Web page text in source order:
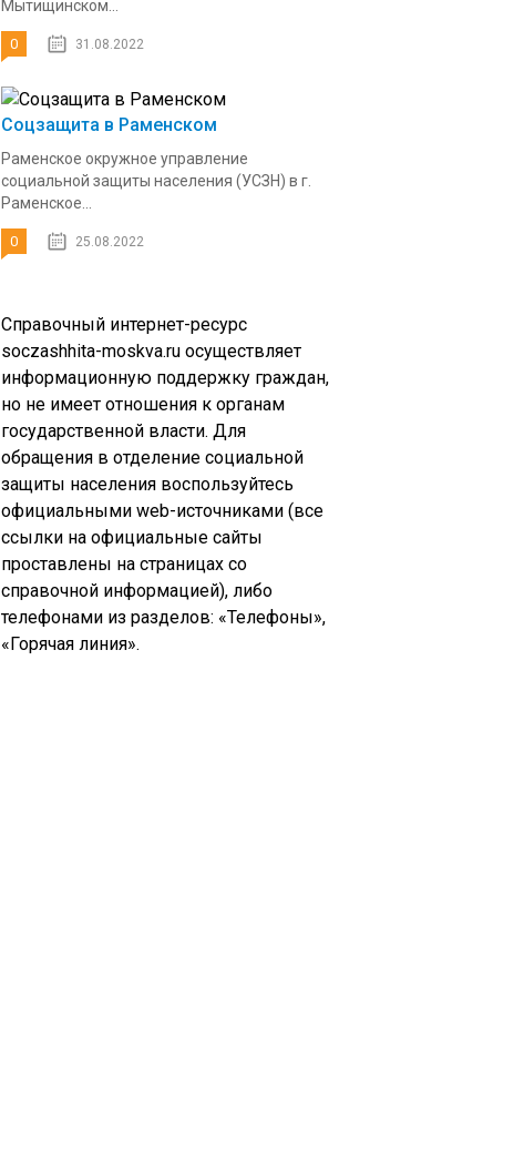
Мытищинском...
0 31.08.2022
Соцзащита в Раменском
Раменское окружное управление
социальной защиты населения (УСЗН) в г.
Раменское...
0 25.08.2022
Справочный интернет-ресурс
soczashhita-moskva.ru осуществляет
информационную поддержку граждан,
но не имеет отношения к органам
государственной власти. Для
обращения в отделение социальной
защиты населения воспользуйтесь
официальными web-источниками (все
ссылки на официальные сайты
проставлены на страницах со
справочной информацией), либо
телефонами из разделов: «Телефоны»,
«Горячая линия».